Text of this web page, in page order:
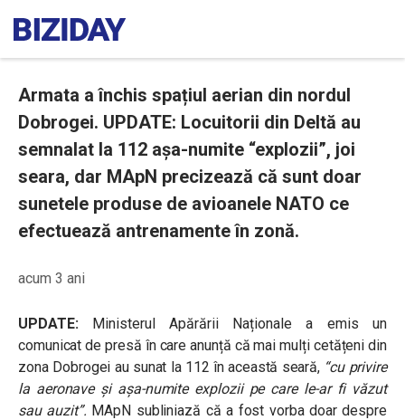
Armata a închis spațiul aerian din nordul
Dobrogei. UPDATE: Locuitorii din Deltă au
semnalat la 112 așa-numite “explozii”, joi
seara, dar MApN precizează că sunt doar
sunetele produse de avioanele NATO ce
efectuează antrenamente în zonă.
acum 3 ani
UPDATE:Ministerul Apărării Naționale a emis un
comunicat de presă în care anunță că mai mulți cetățeni din
zona Dobrogei au sunat la 112 în această seară, “cu privire
la aeronave și așa-numite explozii pe care le-ar fi văzut
sau auzit”. MApN subliniază că a fost vorba doar despre